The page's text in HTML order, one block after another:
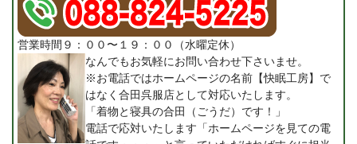
営業時間９：００〜１９：００（水曜定休）
なんでもお気軽にお問い合わせ下さいませ。
※お電話ではホームページの名前【快眠工房】で
はなく合田呉服店として対応いたします。
「着物と寝具の合田（ごうだ）です！」
電話で応対いたします「ホームページを見ての電